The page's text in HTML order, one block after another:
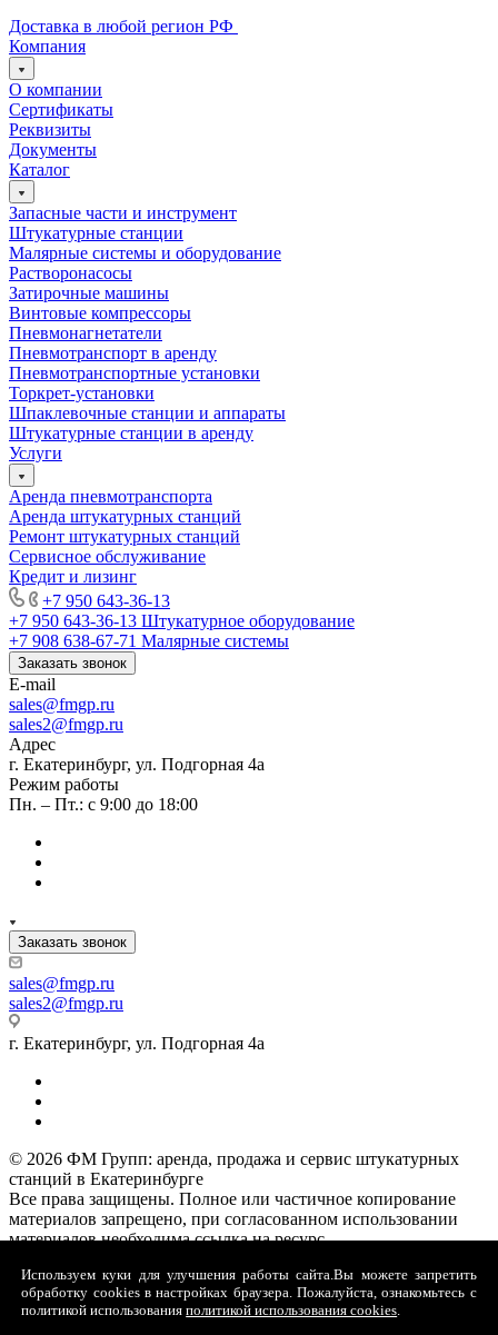
Доставка в любой регион РФ
Компания
О компании
Сертификаты
Реквизиты
Документы
Каталог
Запасные части и инструмент
Штукатурные станции
Малярные системы и оборудование
Растворонасосы
Затирочные машины
Винтовые компрессоры
Пневмонагнетатели
Пневмотранспорт в аренду
Пневмотранспортные установки
Торкрет-установки
Шпаклевочные станции и аппараты
Штукатурные станции в аренду
Услуги
Аренда пневмотранспорта
Аренда штукатурных станций
Ремонт штукатурных станций
Сервисное обслуживание
Кредит и лизинг
+7 950 643-36-13
+7 950 643-36-13 Штукатурное оборудование
+7 908 638-67-71 Малярные системы
Заказать звонок
E-mail
sales@fmgp.ru
sales2@fmgp.ru
Адрес
г. Екатеринбург, ул. Подгорная 4а
Режим работы
Пн. – Пт.: с 9:00 до 18:00
Заказать звонок
sales@fmgp.ru
sales2@fmgp.ru
г. Екатеринбург, ул. Подгорная 4а
© 2026 ФМ Групп: аренда, продажа и сервис штукатурных
станций в Екатеринбурге
Все права защищены. Полное или частичное копирование
материалов запрещено, при согласованном использовании
материалов необходима ссылка на ресурс.
Политика обработки файлов cookie
Договор-оферты
Используем куки для улучшения работы сайта.Вы можете запретить
обработку сookies в настройках браузера. Пожалуйста, ознакомьтесь с
политикой использованияполитикой использования cookies.